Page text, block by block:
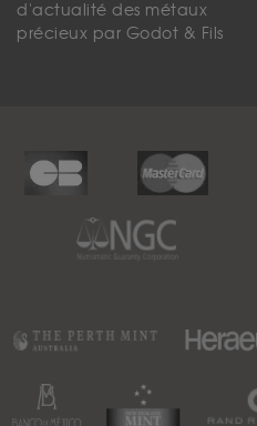
d'actualité des métaux
précieux par Godot & Fils